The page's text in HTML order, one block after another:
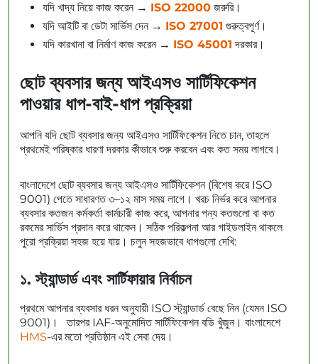
যদি খাদ্য নিয়ে কাজ করেন → ISO 22000 জরুরি।
যদি আইটি বা ডেটা সার্ভিস দেন → ISO 27001 গুরুত্বপূর্ণ।
যদি কারখানা বা নির্মাণ কাজ করেন → ISO 45001 দরকার।
ছোট ব্যবসার জন্য আইএসও সার্টিফিকেশন
পাওয়ার ধাপ-বাই-ধাপ প্রক্রিয়া
আপনি যদি ছোট ব্যবসার জন্য আইএসও সার্টিফিকেশন নিতে চান, তাহলে
প্রথমেই পরিষ্কার ধারণা দরকার কীভাবে শুরু করবেন এবং কত সময় লাগবে।
বাংলাদেশে ছোট ব্যবসার জন্য আইএসও সার্টিফিকেশন (বিশেষ করে ISO
9001) পেতে সাধারণত ৩–১২ মাস সময় লাগে। খরচ নির্ভর করে আপনার
ব্যবসার কতজন কর্মকর্তা কার্মচারী কাজ করে, আপনার পন্য কতগুলো বা কত
রকমের সার্ভিস প্রদান করে থাকেন। সঠিক পরিকল্পনা আর গাইডলাইন থাকলে
পুরো প্রক্রিয়া সহজ হয়ে যায়। চলুন সহজভাবে ধাপগুলো দেখি:
১. স্ট্যান্ডার্ড এবং সার্টিফায়ার নির্বাচন
প্রথমে আপনার ব্যবসার ধরন অনুযায়ী ISO স্ট্যান্ডার্ড বেছে নিন (যেমন ISO
9001)। তারপর IAF-অনুমোদিত সার্টিফিকেশন বডি খুঁজুন। বাংলাদেশে
HMS-এর মতো প্রতিষ্ঠান এই সেবা দেয়।